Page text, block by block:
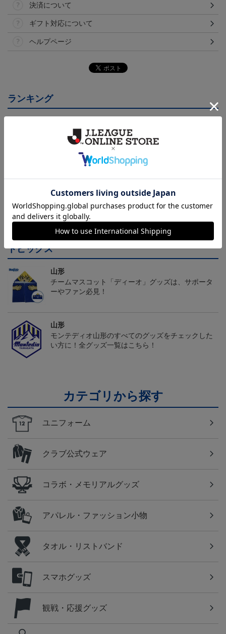
決済について
ギフト対応について
ヘルプページ
ランキング
26/27オーセンティックユ
ニフォーム半袖（FP1st）
18,700円～23,760円
26/27オーセンティックユ
ニフォーム半袖（FP2n
18,700円～23,760円
26/27オーセンティックユ
19,800円～24,860円
トピックス
山形
チームマスコット「ディーオ」グッズは、サポータ
ーやファン必見！
山形
モンテディオ山形のすべてのグッズをチェックした
い方に！全グッズ一覧はこちら！
カテゴリから探す
ユニフォーム
クラブ公式ウェア
コラボ・メモリアルグッズ
アパレル・ファッション小物
タオル・リストバンド
スマホグッズ
観戦・応援グッズ